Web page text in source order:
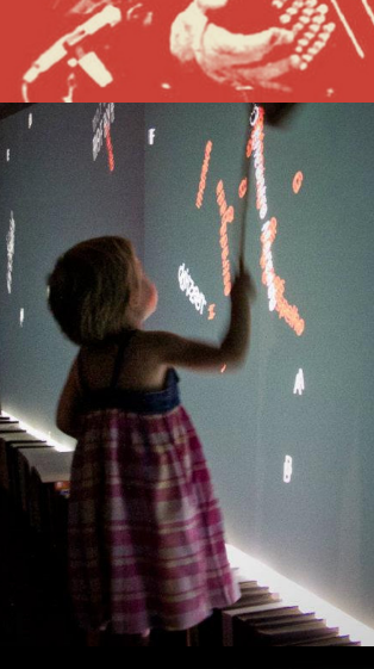
Arte Computacional Instalação